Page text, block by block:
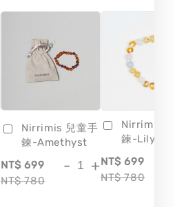
Nirrimis 兒童手
鍊-Amethyst
NT$ 699
NT$ 780
- +
Nirrimis
鍊-Lily
NT$ 699
NT$ 780